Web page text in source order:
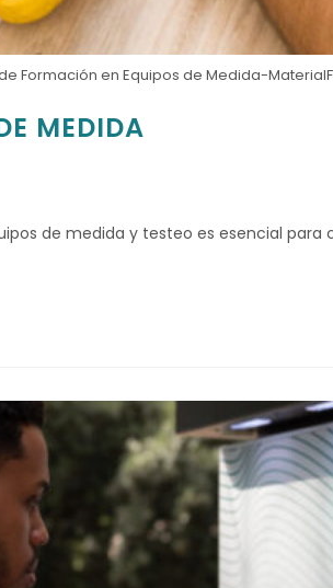
Formación en Equipos de Medida-
MEDIDA
de medida y testeo es esencial